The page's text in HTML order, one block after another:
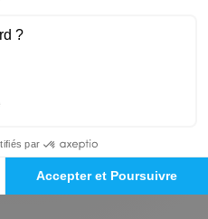
Kiosque :
Dauphiné Libéré